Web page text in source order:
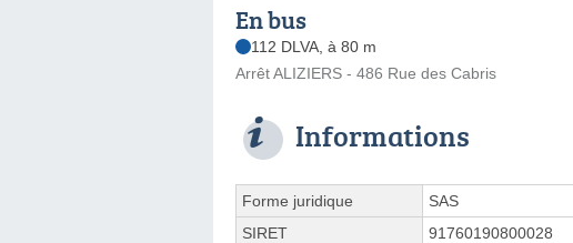
En bus
112 DLVA, à 80 m
Arrêt ALIZIERS - 486 Rue des Cabris
Informations
Forme juridique
SAS
SIRET
91760190800028